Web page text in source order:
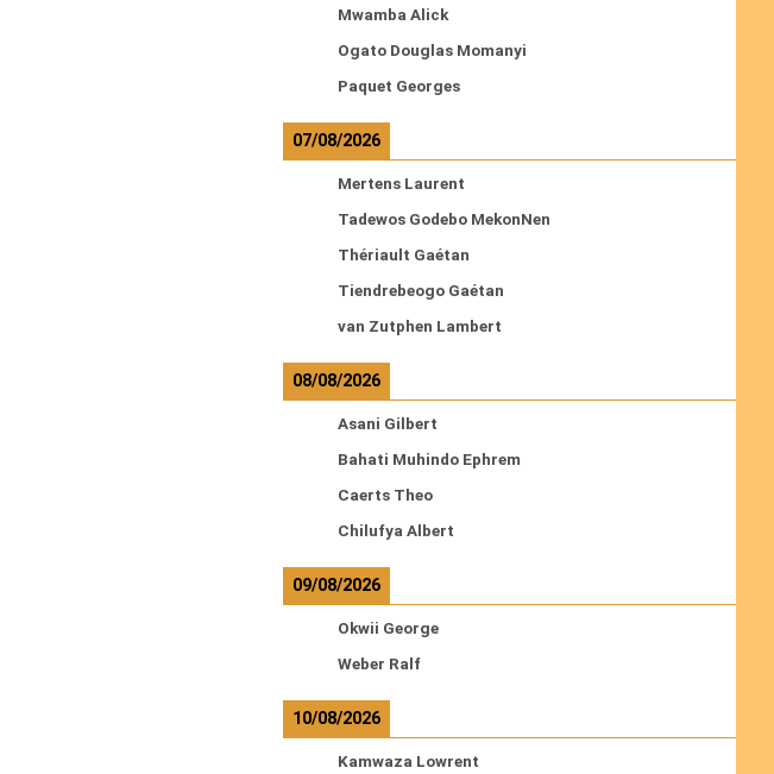
Mwamba Alick
Ogato Douglas Momanyi
Paquet Georges
07/08/2026
Mertens Laurent
Tadewos Godebo MekonNen
Thériault Gaétan
Tiendrebeogo Gaétan
van Zutphen Lambert
08/08/2026
Asani Gilbert
Bahati Muhindo Ephrem
Caerts Theo
Chilufya Albert
09/08/2026
Okwii George
Weber Ralf
10/08/2026
Kamwaza Lowrent